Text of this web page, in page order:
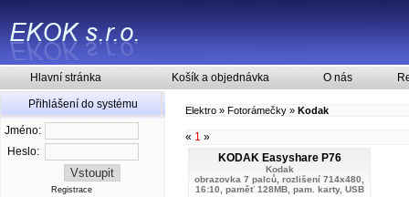
Hlavní stránka Košík a objednávka O nás
Přihlášení do systému
Jméno:
Heslo:
Registrace
Elektro » Fotorámečky » Kodak
« 1 »
KODAK Easyshare P76
Kodak
obrazovka 7 palců, rozlišení 714x480,
16:10, paměť 128MB, pam. karty, USB